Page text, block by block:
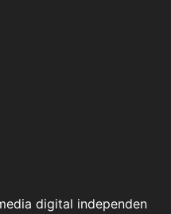
digital independen